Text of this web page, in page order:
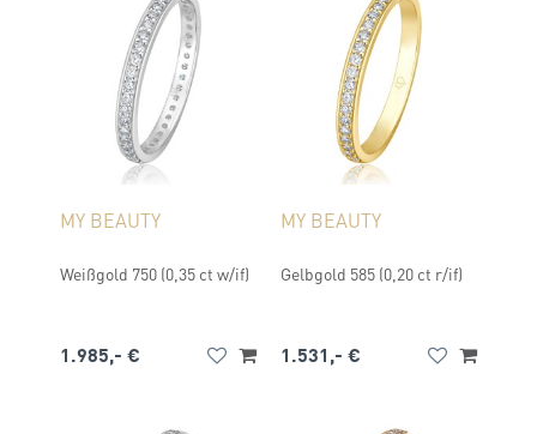
MY BEAUTY
Weißgold 750 (0,35 ct w/if)
1.985,- €
MY BEAUTY
Gelbgold 585 (0,20 ct r/if)
1.531,- €